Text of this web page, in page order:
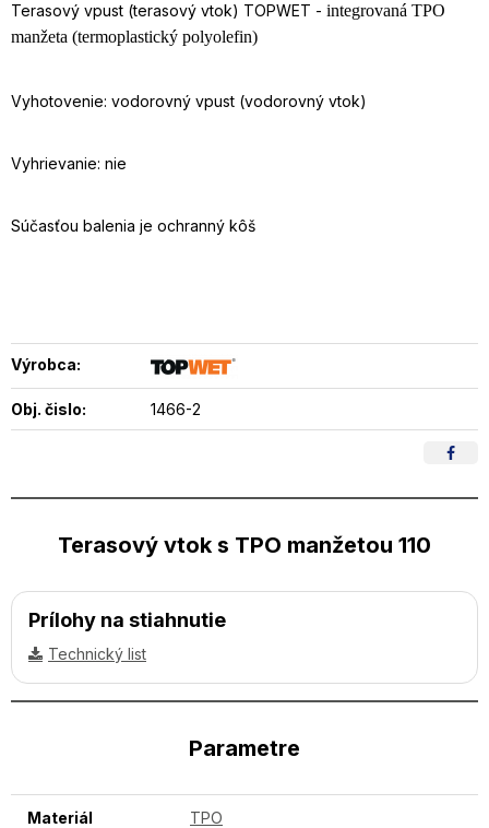
Terasový vpust (terasový vtok) TOPWET - integrovaná TPO
manžeta (termoplastický polyolefin)
Vyhotovenie: vodorovný vpust (vodorovný vtok)
Vyhrievanie: nie
Súčasťou balenia je ochranný kôš
Výrobca:
Obj. čislo: 1466-2
Terasový vtok s TPO manžetou 110
Prílohy na stiahnutie
Technický list
Parametre
Materiál TPO